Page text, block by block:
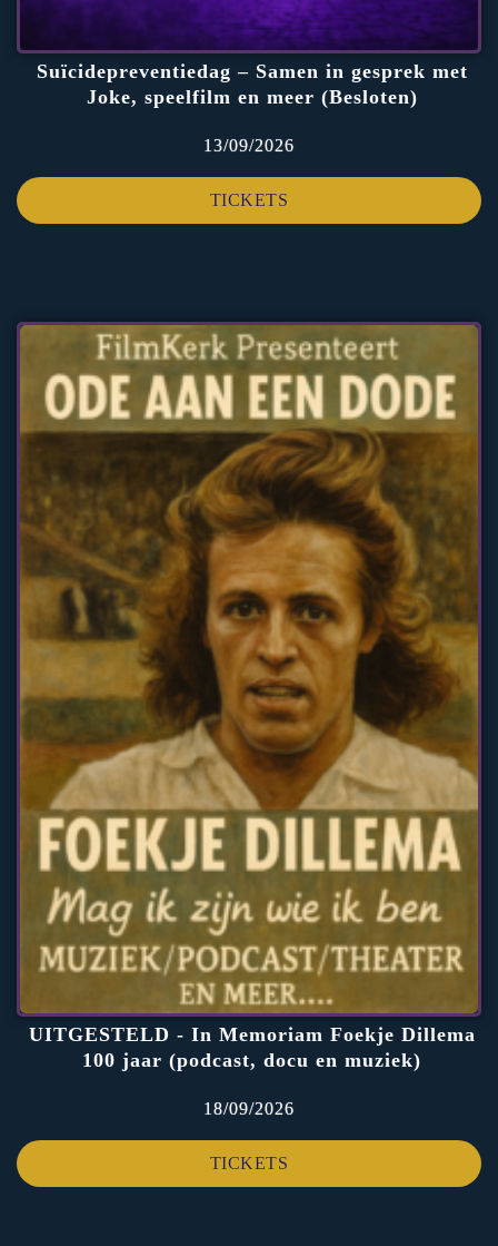
Suïcidepreventiedag – Samen in gesprek met
Joke, speelfilm en meer (Besloten)
13/09/2026
TICKETS
UITGESTELD - In Memoriam Foekje Dillema
100 jaar (podcast, docu en muziek)
18/09/2026
TICKETS